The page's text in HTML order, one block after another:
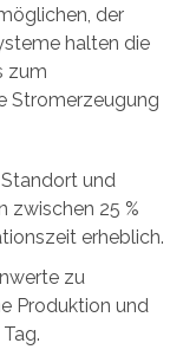
der
halten die
zum
Stromerzeugung
und
zwischen 25 %
erheblich.
zu
Produktion und